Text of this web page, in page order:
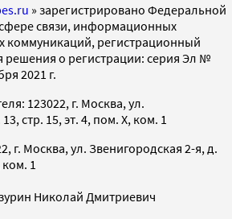
» зарегистрировано Федеральной
связи, информационных
коммуникаций, регистрационный
решения о регистрации: серия Эл №
2021 г.
123022, г. Москва, ул.
стр. 15, эт. 4, пом. X, ком. 1
г. Москва, ул. Звенигородская 2-я, д.
1
Николай Дмитриевич